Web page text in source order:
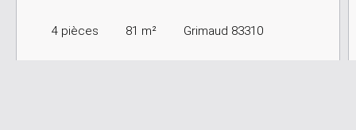
4 pièces 81 m² Grimaud 83310